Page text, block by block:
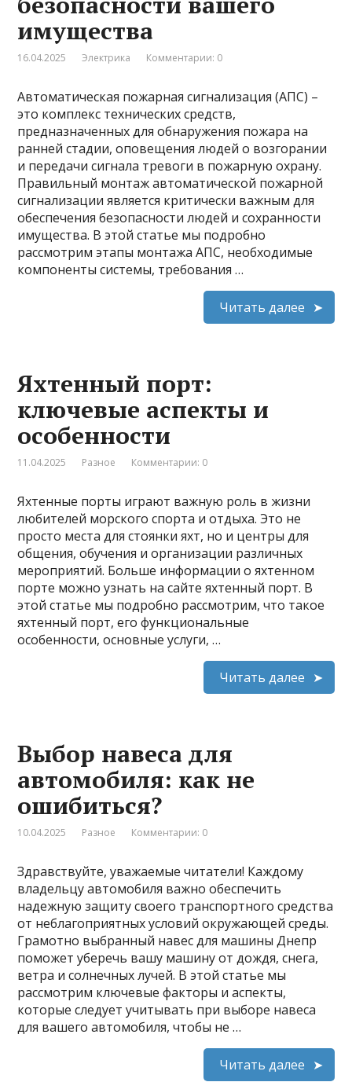
имущества
16.04.2025 Электрика Комментарии: 0
Автоматическая пожарная сигнализация (АПС) –
это комплекс технических средств,
предназначенных для обнаружения пожара на
ранней стадии, оповещения людей о возгорании
и передачи сигнала тревоги в пожарную охрану.
Правильный монтаж автоматической пожарной
сигнализации является критически важным для
обеспечения безопасности людей и сохранности
имущества. В этой статье мы подробно
рассмотрим этапы монтажа АПС, необходимые
компоненты системы, требования …
Читать далее
Яхтенный порт:
ключевые аспекты и
особенности
11.04.2025 Разное Комментарии: 0
Яхтенные порты играют важную роль в жизни
любителей морского спорта и отдыха. Это не
просто места для стоянки яхт, но и центры для
общения, обучения и организации различных
мероприятий. Больше информации о яхтенном
порте можно узнать на сайте яхтенный порт. В
этой статье мы подробно рассмотрим, что такое
яхтенный порт, его функциональные
особенности, основные услуги, …
Читать далее
Выбор навеса для
автомобиля: как не
ошибиться?
10.04.2025 Разное Комментарии: 0
Здравствуйте, уважаемые читатели! Каждому
владельцу автомобиля важно обеспечить
надежную защиту своего транспортного средства
от неблагоприятных условий окружающей среды.
Грамотно выбранный навес для машины Днепр
поможет уберечь вашу машину от дождя, снега,
ветра и солнечных лучей. В этой статье мы
рассмотрим ключевые факторы и аспекты,
которые следует учитывать при выборе навеса
для вашего автомобиля, чтобы не …
Читать далее